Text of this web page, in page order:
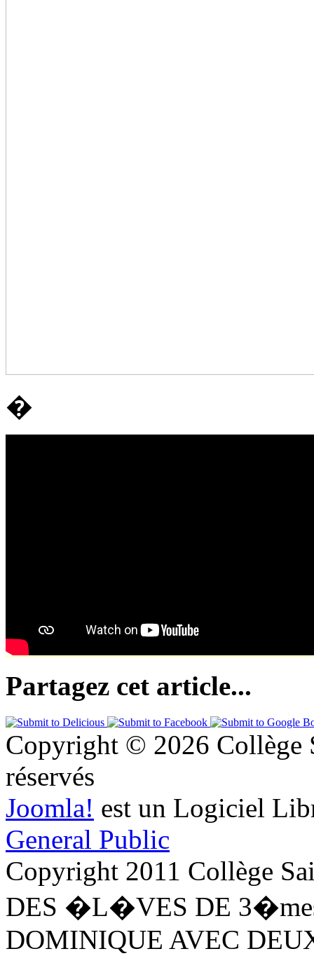
�
Partagez cet article...
Copyright © 2026 Collège
réservés
Joomla! est un Logiciel
General Public
Copyright 2011 Collège
DES �L�VES DE
DOMINIQUE AVEC